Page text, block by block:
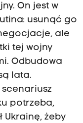
On jest w
usunąć go
ale
tej wojny
Odbudowa
lata.
potrzeba,
Ukrainę, żeby